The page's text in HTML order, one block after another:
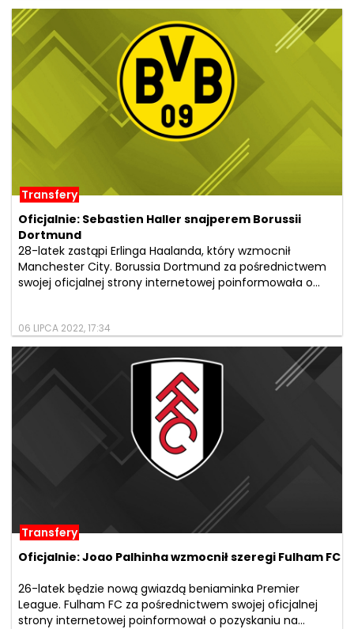
Transfery
Oficjalnie: Sebastien Haller snajperem Borussii
Dortmund
28-latek zastąpi Erlinga Haalanda, który wzmocnił
Manchester City. Borussia Dortmund za pośrednictwem
swojej oficjalnej strony internetowej poinformowała o...
06 LIPCA 2022, 17:34
Transfery
Oficjalnie: Joao Palhinha wzmocnił szeregi Fulham FC
26-latek będzie nową gwiazdą beniaminka Premier
League. Fulham FC za pośrednictwem swojej oficjalnej
strony internetowej poinformował o pozyskaniu na...